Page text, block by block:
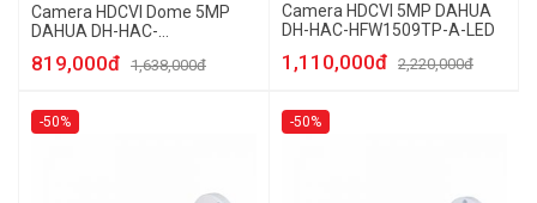
Camera HDCVI Dome 5MP
DAHUA DH-HAC-
819,000đ 1,638,000đ
Camera HDCVI 5MP DAHUA
DH-HAC-HFW1509TP-A-LED
1,110,000đ 2,220,000đ
-50% -50%